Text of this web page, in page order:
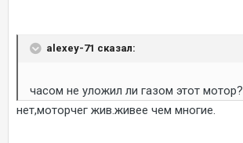
alexey-71 сказал:
часом не уложил ли газом этот мотор?
нет,моторчег жив.живее чем многие.